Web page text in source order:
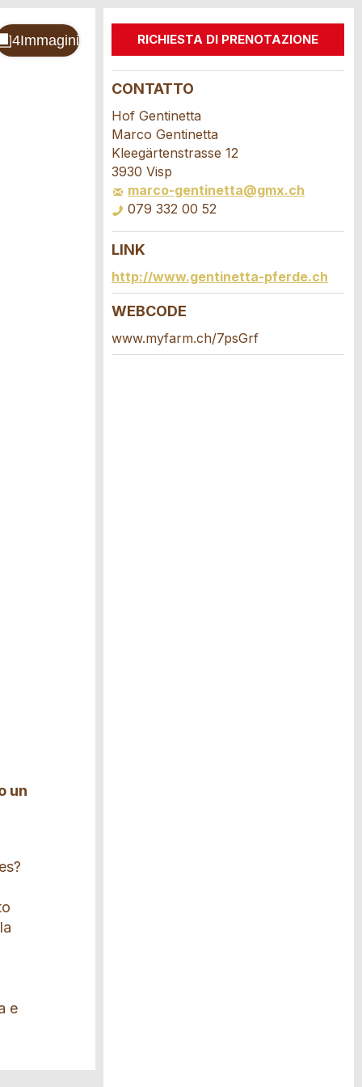
un
e
RICHIESTA DI PRENOTAZIONE
CONTATTO
Hof Gentinetta
Marco Gentinetta
Kleegärtenstrasse 12
3930 Visp
marco-gentinetta@gmx.ch
079 332 00 52
LINK
http://www.gentinetta-pferde.ch
WEBCODE
www.myfarm.ch/7psGrf